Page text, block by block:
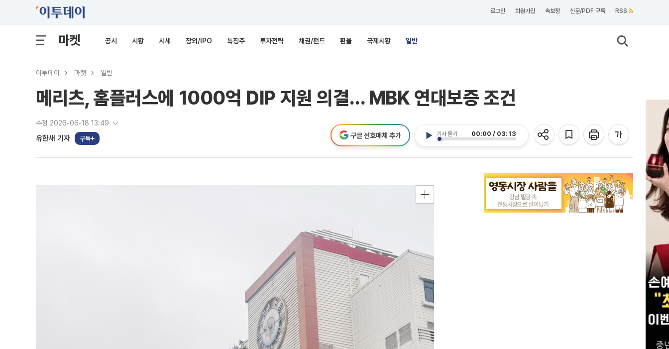
로그인 회원가입 속보창 신문/PDF 구독 RSS
마켓 공시 시황 시세 장외/IPO 특징주 투자전략 채권/펀드 환율 국제시황 일반
이투데이 마켓 일반
메리츠, 홈플러스에 1000억 DIP 지원 의결… MBK 연대보증 조건
수정 2026-06-18 13:49
유한새 기자 구독
기사 듣기 00:00 / 03:13
구글 선호매체 추가